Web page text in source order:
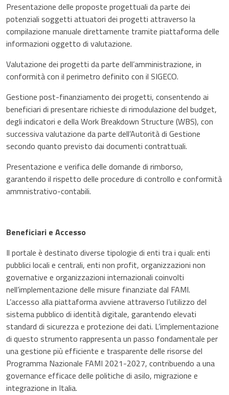
Presentazione delle proposte progettuali da parte dei
potenziali soggetti attuatori dei progetti attraverso la
compilazione manuale direttamente tramite piattaforma delle
informazioni oggetto di valutazione.
Valutazione dei progetti da parte dell’amministrazione, in
conformità con il perimetro definito con il SIGECO.
Gestione post-finanziamento dei progetti, consentendo ai
beneficiari di presentare richieste di rimodulazione del budget,
degli indicatori e della Work Breakdown Structure (WBS), con
successiva valutazione da parte dell’Autorità di Gestione
secondo quanto previsto dai documenti contrattuali.
Presentazione e verifica delle domande di rimborso,
garantendo il rispetto delle procedure di controllo e conformità
ammnistrativo-contabili.
Beneficiari e Accesso
Il portale è destinato diverse tipologie di enti tra i quali: enti
pubblici locali e centrali, enti non profit, organizzazioni non
governative e organizzazioni internazionali coinvolti
nell’implementazione delle misure finanziate dal FAMI.
L’accesso alla piattaforma avviene attraverso l’utilizzo del
sistema pubblico di identità digitale, garantendo elevati
standard di sicurezza e protezione dei dati. L’implementazione
di questo strumento rappresenta un passo fondamentale per
una gestione più efficiente e trasparente delle risorse del
Programma Nazionale FAMI 2021-2027, contribuendo a una
governance efficace delle politiche di asilo, migrazione e
integrazione in Italia.